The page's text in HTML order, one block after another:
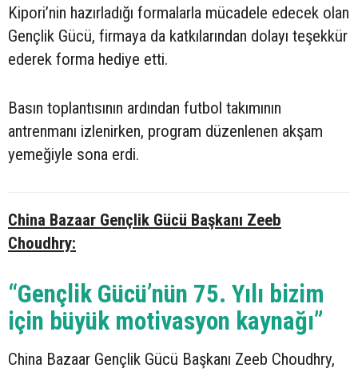
Kipori’nin hazırladığı formalarla mücadele edecek olan
Gençlik Gücü, firmaya da katkılarından dolayı teşekkür
ederek forma hediye etti.
Basın toplantısının ardından futbol takımının
antrenmanı izlenirken, program düzenlenen akşam
yemeğiyle sona erdi.
China Bazaar Gençlik Gücü Başkanı Zeeb
Choudhry:
“Gençlik Gücü’nün 75. Yılı bizim
için büyük motivasyon kaynağı”
China Bazaar Gençlik Gücü Başkanı Zeeb Choudhry,